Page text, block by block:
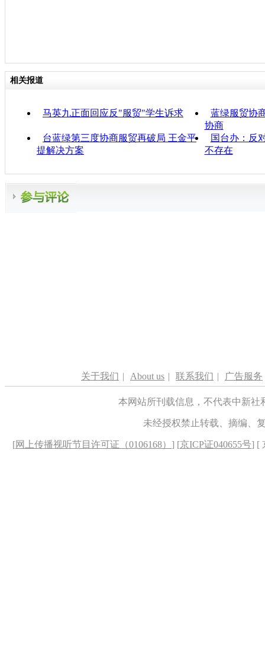
相关报道
马英九正面回应反"服贸"学生诉求
蓝绿服贸协
协商
台蓝绿第三度协商服贸再破局 王金平
提解决方案
国台办：反
不存在
关于我们 | About us | 联系我们 | 广告服务
本网站所刊载信息，不代表中新
未经授权禁止转载、摘编、
[网上传播视听节目许可证（0106168） ] [京ICP证040655号] [